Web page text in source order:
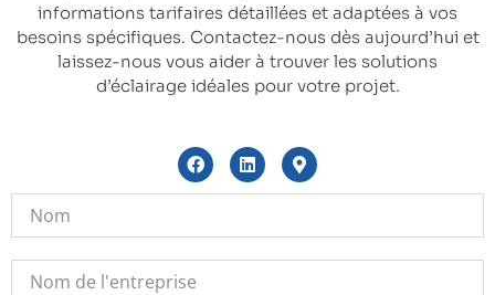
informations tarifaires détaillées et adaptées à vos
besoins spécifiques. Contactez-nous dès aujourd’hui et
laissez-nous vous aider à trouver les solutions
d’éclairage idéales pour votre projet.